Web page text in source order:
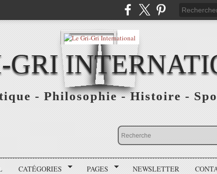
GRI
- Philosophie - Histoire -
CATÉGORIES PAGES NEWSLETTER